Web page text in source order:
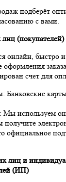
подберёт
с вами.
(покупателей)
онлайн, быстро и
счет для
Банковские
используем
получите
официальное
лиц и
(ИП)